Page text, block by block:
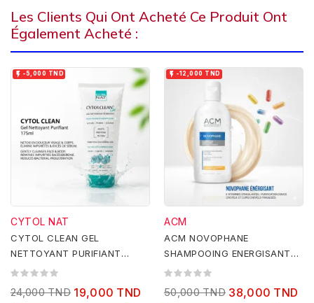
Les Clients Qui Ont Acheté Ce Produit Ont
Également Acheté :
 -5,000 TND
CYTOL NAT
CYTOL CLEAN GEL
NETTOYANT PURIFIANT
175ML
24,000 TND 19,000 TND
 -12,000 TND
ACM
ACM NOVOPHANE
SHAMPOOING ENERGISANT
200ML
50,000 TND 38,000 TND